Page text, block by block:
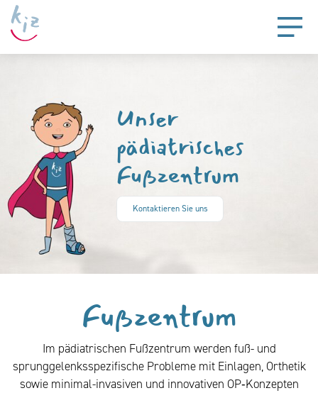
Unser
pädiatrisches
Fußzentrum
Kontaktieren Sie uns
Fußzentrum
Im pädiatrischen Fußzentrum werden fuß- und
sprunggelenksspezifische Probleme mit Einlagen, Orthetik
sowie minimal-invasiven und innovativen OP‑Konzepten